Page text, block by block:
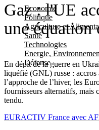
Economie
Politique
Agriculture et
Santé
Technologies
Energie,
Défense
Gaz : l'UE
une équation
En dépit de la guerre en
liquéfié (GNL) russe : accros
l’approche de l’hiver, les
fournisseurs alternatifs, mais
tendu.
EURACTIV France avec